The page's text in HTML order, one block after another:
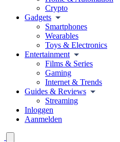
Crypto
Gadgets
Smartphones
Wearables
Toys & Electronics
Entertainment
Films & Series
Gaming
Internet & Trends
Guides & Reviews
Streaming
Inloggen
Aanmelden